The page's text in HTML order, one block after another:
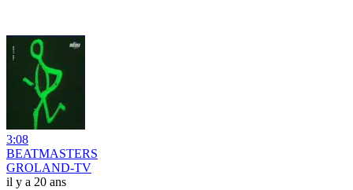
3:08
BEATMASTERS
GROLAND-TV
il y a 20 ans